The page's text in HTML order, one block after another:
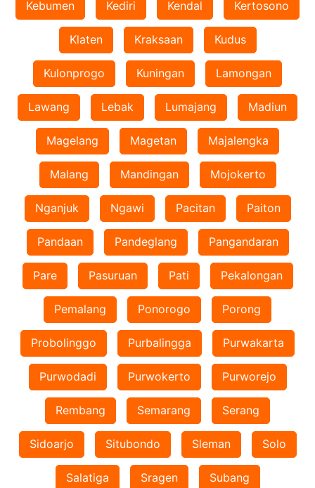
Kebumen Kediri Kendal Kertosono
Klaten Kraksaan Kudus
Kulonprogo Kuningan Lamongan
Lawang Lebak Lumajang Madiun
Magelang Magetan Majalengka
Malang Mandingan Mojokerto
Nganjuk Ngawi Pacitan Paiton
Pandaan Pandeglang Pangandaran
Pare Pasuruan Pati Pekalongan
Pemalang Ponorogo Porong
Probolinggo Purbalingga Purwakarta
Purwodadi Purwokerto Purworejo
Rembang Semarang Serang
Sidoarjo Situbondo Sleman Solo
Salatiga Sragen Subang